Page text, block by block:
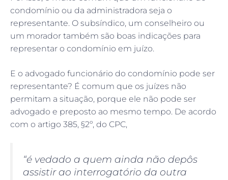
condomínio ou da administradora seja o
representante. O subsíndico, um conselheiro ou
um morador também são boas indicações para
representar o condomínio em juízo.
E o advogado funcionário do condomínio pode ser
representante? É comum que os juízes não
permitam a situação, porque ele não pode ser
advogado e preposto ao mesmo tempo. De acordo
com o artigo 385, §2º, do CPC,
“é vedado a quem ainda não depôs
assistir ao interrogatório da outra